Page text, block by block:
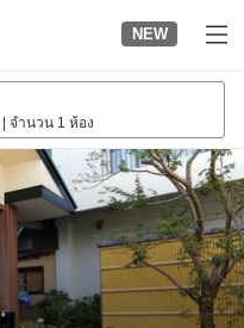
NEW
จำนวน 1 ห้อง